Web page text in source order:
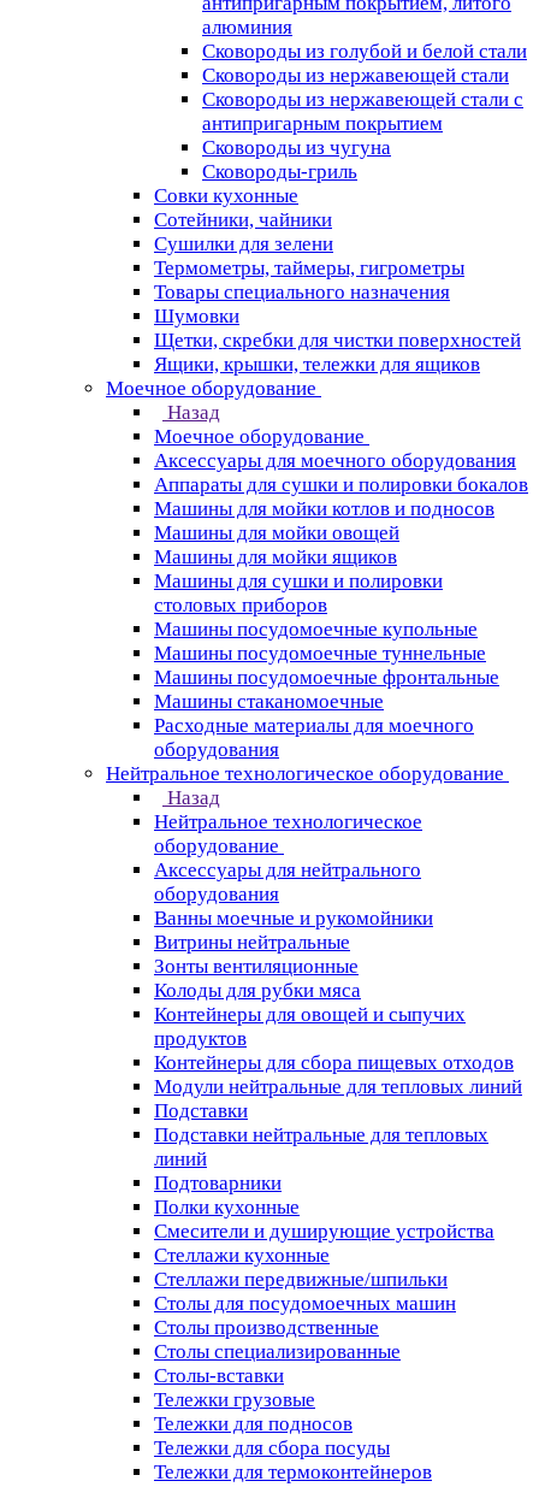
алюминия
Сковороды из голубой и белой стали
Сковороды из нержавеющей стали
Сковороды из нержавеющей стали с
антипригарным покрытием
Сковороды из чугуна
Сковороды-гриль
Совки кухонные
Сотейники, чайники
Сушилки для зелени
Термометры, таймеры, гигрометры
Товары специального назначения
Шумовки
Щетки, скребки для чистки поверхностей
Ящики, крышки, тележки для ящиков
Моечное оборудование
Назад
Моечное оборудование
Аксессуары для моечного оборудования
Аппараты для сушки и полировки бокалов
Машины для мойки котлов и подносов
Машины для мойки овощей
Машины для мойки ящиков
Машины для сушки и полировки
столовых приборов
Машины посудомоечные купольные
Машины посудомоечные туннельные
Машины посудомоечные фронтальные
Машины стаканомоечные
Расходные материалы для моечного
оборудования
Нейтральное технологическое оборудование
Назад
Нейтральное технологическое
оборудование
Аксессуары для нейтрального
оборудования
Ванны моечные и рукомойники
Витрины нейтральные
Зонты вентиляционные
Колоды для рубки мяса
Контейнеры для овощей и сыпучих
продуктов
Контейнеры для сбора пищевых отходов
Модули нейтральные для тепловых линий
Подставки
Подставки нейтральные для тепловых
линий
Подтоварники
Полки кухонные
Смесители и душирующие устройства
Стеллажи кухонные
Стеллажи передвижные/шпильки
Столы для посудомоечных машин
Столы производственные
Столы специализированные
Столы-вставки
Тележки грузовые
Тележки для подносов
Тележки для сбора посуды
Тележки для термоконтейнеров